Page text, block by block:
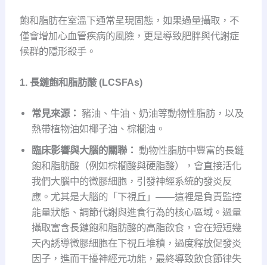
飽和脂肪在室溫下通常呈現固態，如果過量攝取，不
僅會增加心血管疾病的風險，更是導致肥胖與代謝症
候群的隱形殺手。
1. 長鏈飽和脂肪酸 (LCSFAs)
常見來源： 豬油、牛油、奶油等動物性脂肪，以及
熱帶植物油如椰子油、棕櫚油。
臨床影響與大腦的關聯： 動物性脂肪中豐富的長鏈
飽和脂肪酸（例如棕櫚酸與硬脂酸），會直接活化
我們大腦中的微膠細胞，引發神經系統的發炎反
應。尤其是大腦的「下視丘」——這裡是負責監控
能量狀態、調節代謝與進食行為的核心區域。過量
攝取富含長鏈飽和脂肪酸的高脂飲食，會在短短幾
天內誘導微膠細胞在下視丘堆積，過度釋放促發炎
因子，進而干擾神經元功能，最終導致飲食節律失